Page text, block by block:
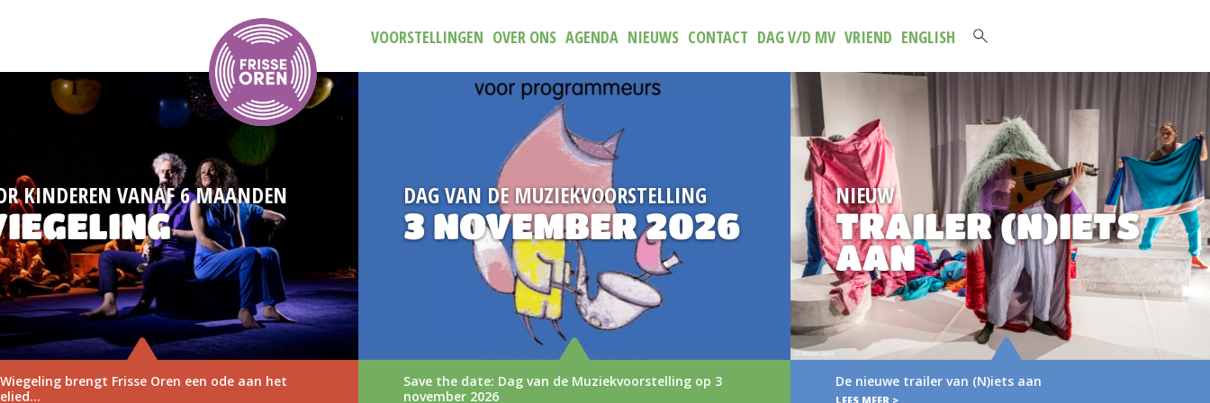
VOORSTELLINGEN OVER ONS AGENDA NIEUWS CONTACT DAG V/D MV VRIEND ENGLISH
DAG VAN DE MUZIEKVOORSTELLING
3 NOVEMBER 2026
Save the date: Dag van de Muziekvoorstelling op 3
NIEUW
TRAILER (N)IETS
AAN
De nieuwe trailer van (N)iets aan
NIEUWE
BROCHURE
2027
Verse muziek voor het jongste publiek